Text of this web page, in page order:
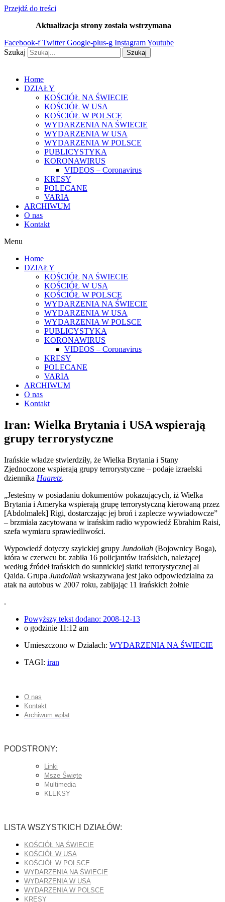
Przejdź do treści
Aktualizacja strony została wstrzymana
Facebook-f Twitter Google-plus-g InstagramYoutube
Szukaj
Szukaj
Home
DZIAŁY
KOŚCIÓŁ NA ŚWIECIE
KOŚCIÓŁ W USA
KOŚCIÓŁ W POLSCE
WYDARZENIA NA ŚWIECIE
WYDARZENIA W USA
WYDARZENIA W POLSCE
PUBLICYSTYKA
KORONAWIRUS
VIDEOS – Coronavirus
KRESY
POLECANE
VARIA
ARCHIWUM
O nas
Kontakt
Menu
Home
DZIAŁY
KOŚCIÓŁ NA ŚWIECIE
KOŚCIÓŁ W USA
KOŚCIÓŁ W POLSCE
WYDARZENIA NA ŚWIECIE
WYDARZENIA W USA
WYDARZENIA W POLSCE
PUBLICYSTYKA
KORONAWIRUS
VIDEOS – Coronavirus
KRESY
POLECANE
VARIA
ARCHIWUM
O nas
Kontakt
Iran: Wielka Brytania i USA wspierają
grupy terrorystyczne
Irańskie władze stwierdziły, że Wielka Brytania i Stany
Zjednoczone wspierają grupy terrorystyczne – podaje izraelski
dziennika Haaretz.
„Jesteśmy w posiadaniu dokumentów pokazujących, iż Wielka
Brytania i Ameryka wspierają grupę terrorystyczną kierowaną przez
[Abdolmalek] Rigi, dostarczając jej broń i zaplecze wywiadowcze”
– brzmiała zacytowana w irańskim radio wypowiedź Ebrahim Raisi,
szefa wymiaru sprawiedliwości.
Wypowiedź dotyczy szyickiej grupy Jundollah (Bojownicy Boga),
która w czerwcu br. zabiła 16 policjantów irańskich, należącej
według źródeł irańskich do sunnickiej siatki terrorystycznej al
Qaida. Grupa Jundollah wskazywana jest jako odpowiedzialna za
atak na autobus w 2007 roku, zabijając 11 irańskich żołnie
.
Powyższy tekst dodano: 2008-12-13
o godzinie 11:12 am
Umieszczono w Działach: WYDARZENIA NA ŚWIECIE
TAGI: iran
O nas
Kontakt
Archiwum wpłat
PODSTRONY:
Linki
Msze Święte
Multimedia
KLEKSY
LISTA WSZYSTKICH DZIAŁÓW:
KOŚCIÓŁ NA ŚWIECIE
KOŚCIÓŁ W USA
KOŚCIÓŁ W POLSCE
WYDARZENIA NA ŚWIECIE
WYDARZENIA W USA
WYDARZENIA W POLSCE
KRESY